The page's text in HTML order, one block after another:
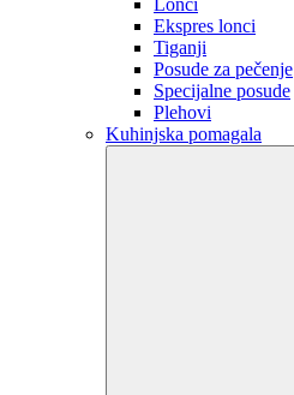
Lonci
Ekspres lonci
Tiganji
Posude za pečenje
Specijalne posude
Plehovi
Kuhinjska pomagala